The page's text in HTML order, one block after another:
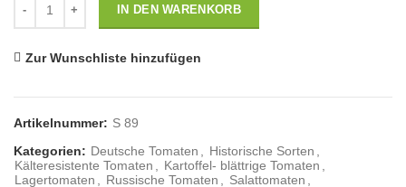
IN DEN WARENKORB
Zur Wunschliste hinzufügen
Artikelnummer: S 89
Kategorien: Deutsche Tomaten , Historische Sorten ,
Kälteresistente Tomaten , Kartoffel- blättrige Tomaten ,
Lagertomaten , Russische Tomaten , Salattomaten ,